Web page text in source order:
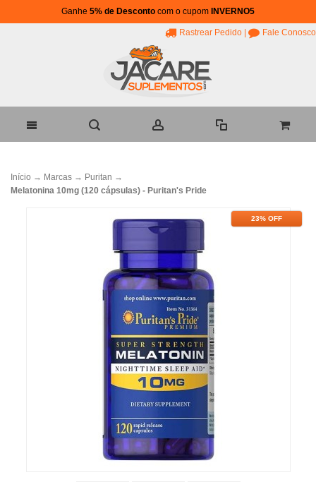
Ganhe 5% de Desconto com o cupom INVERNO5
Rastrear Pedido Fale Conosco
Início → Marcas → Puritan →
Melatonina 10mg (120 cápsulas) - Puritan's Pride
23% OFF